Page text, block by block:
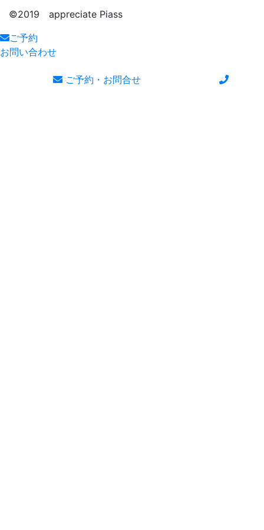
©️2019 appreciate Piass
ご予約
お問い合わせ
ご予約・お問合せ